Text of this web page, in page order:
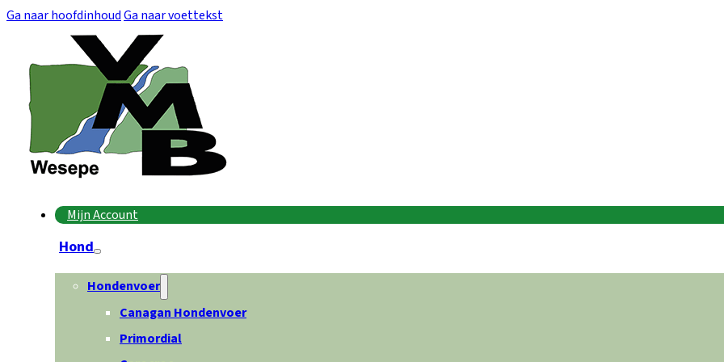
Ga naar hoofdinhoudGa naar voettekst
Mijn Account
Hond
Hondenvoer
Canagan Hondenvoer
Primordial